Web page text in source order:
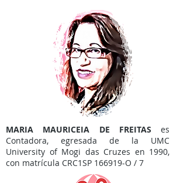
MARIA MAURICEIA DE FREITAS es
Contadora, egresada de la UMC
University of Mogi das Cruzes en 1990,
con matrícula CRC1SP 166919-O / 7